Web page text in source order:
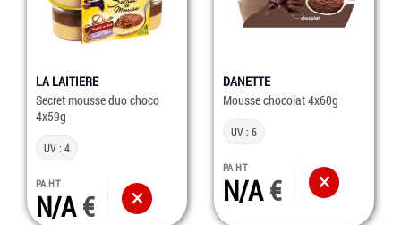
LA LAITIERE
Secret mousse duo choco
4x59g
UV : 4
PA HT
N/A
DANETTE
Mousse chocolat 4x60g
UV : 6
PA HT
N/A